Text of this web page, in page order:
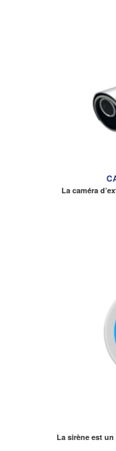
La caméra
La sirène est